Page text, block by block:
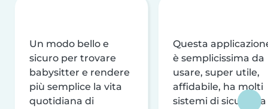
Un modo bello e
sicuro per trovare
babysitter e rendere
più semplice la vita
quotidiana di
Questa
è semplicissima da
usare, super utile,
affidabile, ha molti
sistemi di sicurezza